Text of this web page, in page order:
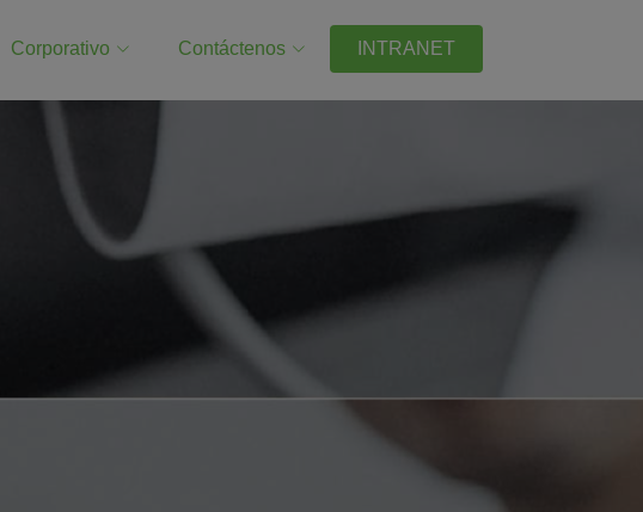
Corporativo Contáctenos INTRANET